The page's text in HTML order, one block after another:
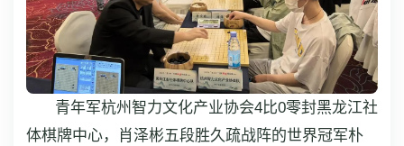
青年军杭州智力文化产业协会4比0零封黑龙江社
体棋牌中心，肖泽彬五段胜久疏战阵的世界冠军朴